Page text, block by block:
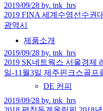
제품소개
DE 커피
2019/09/28 by. tnk_hrs
2019 FINA 세계수영선수권
광역시
2019/09/28 by. tnk_hrs
2019 SK네트웍스 서울경제
일-11월3일 제주핀크스골프
2019/09/28 by. tnk_hrs